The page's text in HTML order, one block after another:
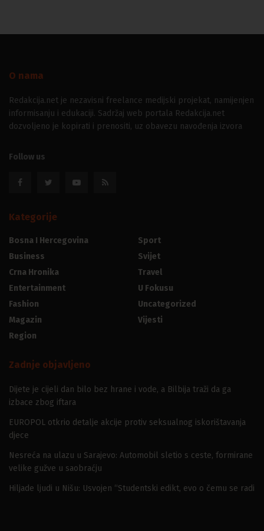
O nama
Redakcija.net je nezavisni freelance medijski projekat, namijenjen
informisanju i edukaciji. Sadržaj web portala Redakcija.net
dozvoljeno je kopirati i prenositi, uz obavezu navođenja izvora
Follow us
Kategorije
Bosna I Hercegovina
Business
Crna Hronika
Entertainment
Fashion
Magazin
Region
Sport
Svijet
Travel
U Fokusu
Uncategorized
Vijesti
Zadnje objavljeno
Dijete je cijeli dan bilo bez hrane i vode, a Bilbija traži da ga
izbace zbog iftara
EUROPOL otkrio detalje akcije protiv seksualnog iskorištavanja
djece
Nesreća na ulazu u Sarajevo: Automobil sletio s ceste, formirane
velike gužve u saobraćju
Hiljade ljudi u Nišu: Usvojen “Studentski edikt, evo o čemu se radi